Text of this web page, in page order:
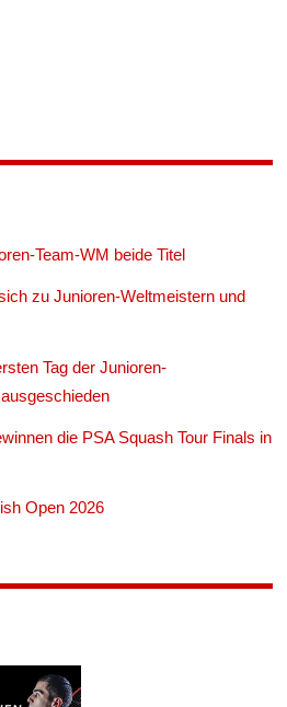
Team-WM beide Titel
zu Junioren-Weltmeistern und
Tag der Junioren-
die PSA Squash Tour Finals in
Open 2026